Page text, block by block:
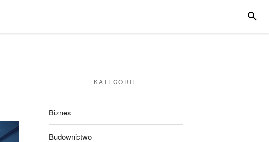
KATEGORIE
Biznes
Budownictwo